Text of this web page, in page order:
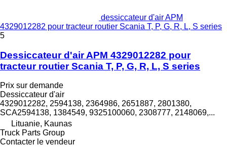
dessiccateur d'air APM
4329012282 pour tracteur routier Scania T, P, G, R, L, S series
5
Dessiccateur d'air APM 4329012282 pour
tracteur routier Scania T, P, G, R, L, S series
Prix sur demande
Dessiccateur d'air
4329012282, 2594138, 2364986, 2651887, 2801380,
SCA2594138, 1384549, 9325100060, 2308777, 2148069,...
Lituanie, Kaunas
Truck Parts Group
Contacter le vendeur